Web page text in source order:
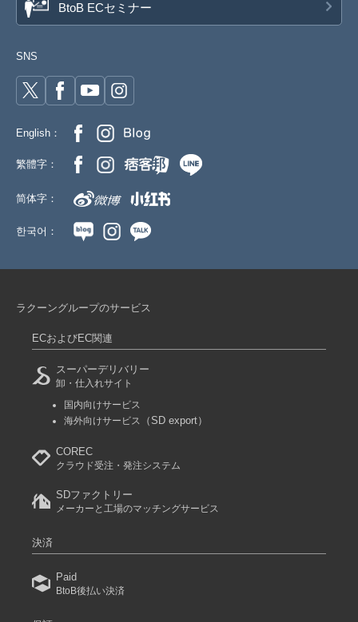
BtoB ECセミナー
SNS
English：
繁體字：
简体字：
한국어：
ラクーングループのサービス
ECおよびEC関連
スーパーデリバリー
卸・仕入れサイト
国内向けサービス
海外向けサービス
（SD export）
COREC
クラウド受注・発注システム
SDファクトリー
メーカーと工場のマッチングサービス
決済
Paid
BtoB後払い決済